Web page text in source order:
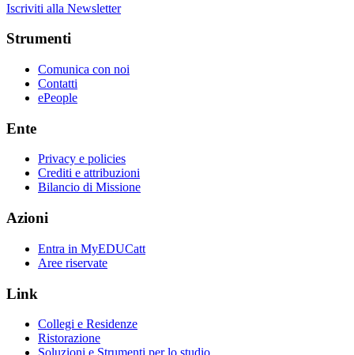
Iscriviti alla Newsletter
Strumenti
Comunica con noi
Contatti
ePeople
Ente
Privacy e policies
Crediti e attribuzioni
Bilancio di Missione
Azioni
Entra in MyEDUCatt
Aree riservate
Link
Collegi e Residenze
Ristorazione